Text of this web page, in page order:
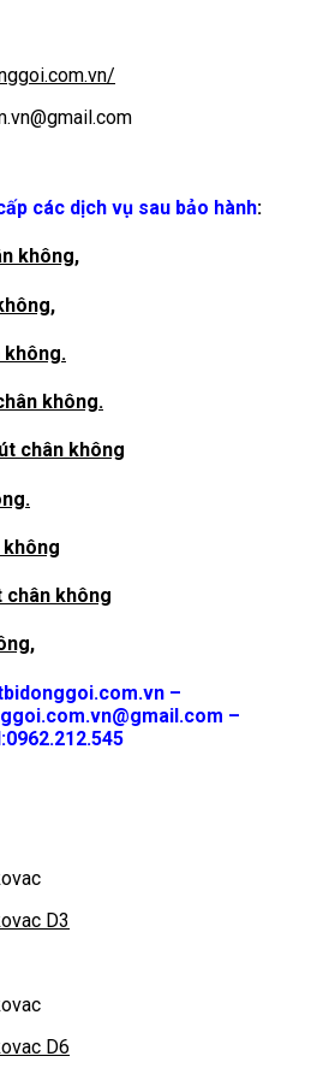
các dịch vụ sau bảo hành:
không,
không.
không.
chân không
không
chân không
–
–
D3
D6